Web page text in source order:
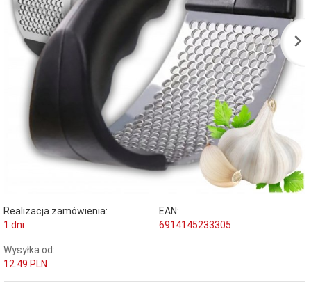
Realizacja zamówienia:
1 dni
EAN:
6914145233305
Wysyłka od:
12.49 PLN